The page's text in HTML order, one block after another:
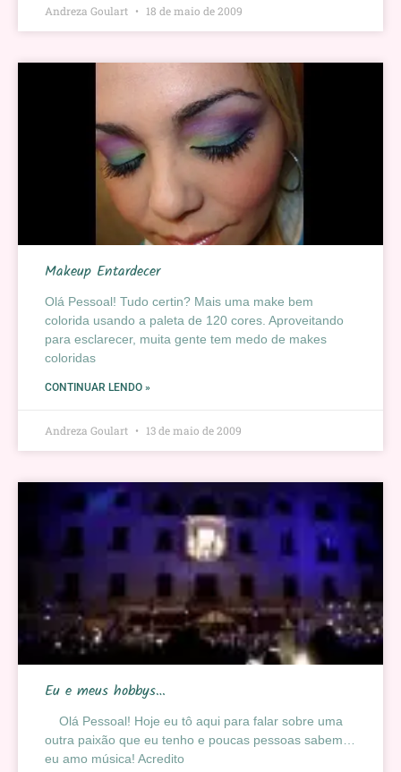
Andreza Goulart 18 de maio de 2009
Makeup Entardecer
Olá Pessoal! Tudo certin? Mais uma make bem
colorida usando a paleta de 120 cores. Aproveitando
para esclarecer, muita gente tem medo de makes
coloridas
CONTINUAR LENDO »
Andreza Goulart 13 de maio de 2009
Eu e meus hobbys…
Olá Pessoal! Hoje eu tô aqui para falar sobre uma
outra paixão que eu tenho e poucas pessoas sabem…
eu amo música! Acredito